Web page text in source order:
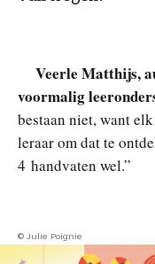
Veerle Matthijs,
voormalig
bestaan niet, want
leraar om dat te
4 handvaten wel.”
© Julie Poignie